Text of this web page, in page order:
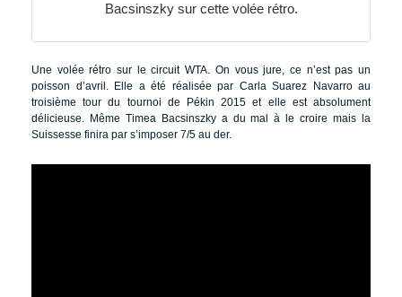
Bacsinszky sur cette volée rétro.
Une volée rétro sur le circuit WTA. On vous jure, ce n’est pas un
poisson d’avril. Elle a été réalisée par Carla Suarez Navarro au
troisième tour du tournoi de Pékin 2015 et elle est absolument
délicieuse. Même Timea Bacsinszky a du mal à le croire mais la
Suissesse finira par s’imposer 7/5 au der.